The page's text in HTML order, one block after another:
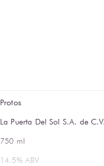
Protos
La Puerta Del Sol S.A. de C.V.
750 ml
14.5% ABV